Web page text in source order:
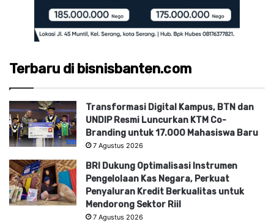
Terbaru di bisnisbanten.com
Transformasi Digital Kampus, BTN dan
UNDIP Resmi Luncurkan KTM Co-
Branding untuk 17.000 Mahasiswa Baru
7 Agustus 2026
BRI Dukung Optimalisasi Instrumen
Pengelolaan Kas Negara, Perkuat
Penyaluran Kredit Berkualitas untuk
Mendorong Sektor Riil
7 Agustus 2026